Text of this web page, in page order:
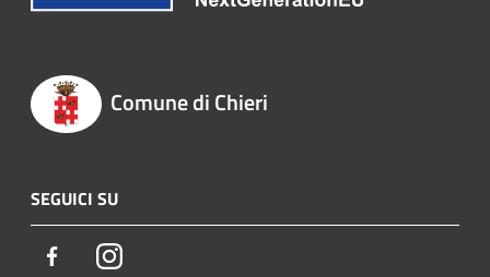
Comune di Chieri
SEGUICI SU
FacebookInstagram